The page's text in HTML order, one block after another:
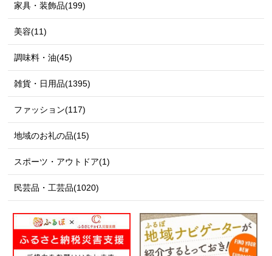
家具・装飾品(199)
美容(11)
調味料・油(45)
雑貨・日用品(1395)
ファッション(117)
地域のお礼の品(15)
スポーツ・アウトドア(1)
民芸品・工芸品(1020)